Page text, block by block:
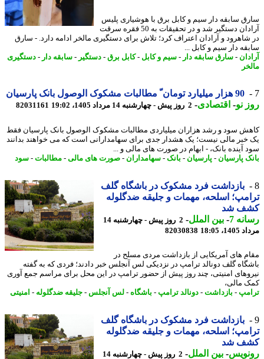
سابقه دار سیم و کابل برق با هوشیاری پلیس
آرادان دستگیر شد و در تحقیقات به 50 فقره سرقت
و آرادان اعتراف کرد؛ تلاش برای دستگیری مالخر ادامه دارد. - سارق
دار سیم و کابل ...
- سارق سابقه دار-سیم و کابل-کابل برق - دستگیر-سابقه دار-دستگیری
90 هزار میلیارد تومان ّ مطالبات مشکوک الوصول بانک پارسیان
نو- اقتصادی-2 روز پیش - چهارشنبه 14 مرداد 1405، 19:02 82031161
سود و رشد هزاران میلیاردی مطالبات مشکوک الوصول بانک پارسیان فقط
مالی نیست؛ یک هشدار جدی برای سهامدارانی است که می خواهند بدانند
آینده بانک، - ابهام در صورت های مالی و ...
پارسیان-پارسیان-بانک -سهامداران - صورت های مالی-مطالبات-سود
بازداشت فرد مشکوک در باشگاه گلف
اسلحه، مهمات و جلیقه ضدگلوله
شد
7
-بین الملل-
2 روز پیش - چهارشنبه 14
18:05
82030838
های آمریکایی از بازداشت مردی مسلح در
گلف دونالد ترامپ در نزدیکی لس آنجلس خبر دادند؛ فردی که به گفته
امنیتی، چند روز پیش از حضور ترامپ در این محل برای مراسم جمع آوری
مالی،
-بازداشت -دونالد ترامپ -باشگاه-لس آنجلس-جلیقه ضدگلوله-امنیتی
بازداشت فرد مشکوک در باشگاه گلف
اسلحه، مهمات و جلیقه ضدگلوله
شد
-بین الملل-
2 روز پیش - چهارشنبه 14